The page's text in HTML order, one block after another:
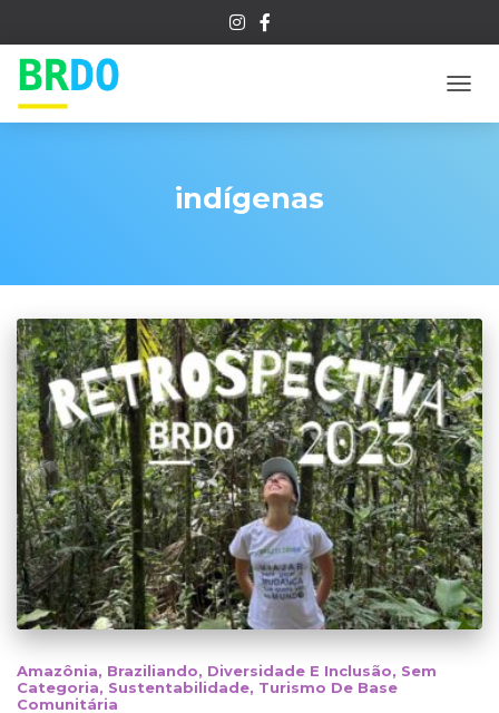
indígenas
Amazônia Braziliando Diversidade E Inclusão
Sem
Categoria
Sustentabilidade Turismo De Base
Comunitária